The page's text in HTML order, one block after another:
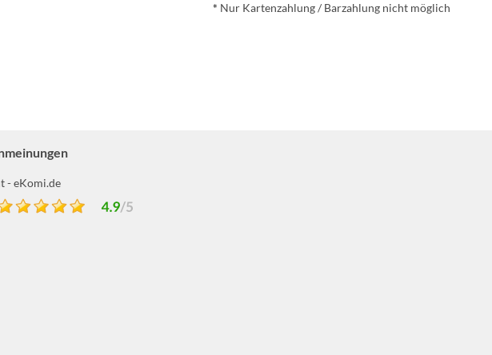
* Nur Kartenzahlung / Barzahlung nicht möglich
- eKomi.de